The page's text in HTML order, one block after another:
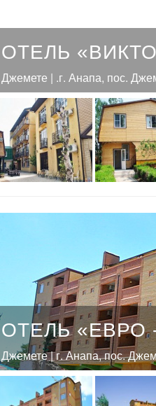
ОТЕЛЬ
Джемете | .г. Анапа, пос.
ОТЕЛЬ «ЕВРО
Джемете | г. Анапа, пос.